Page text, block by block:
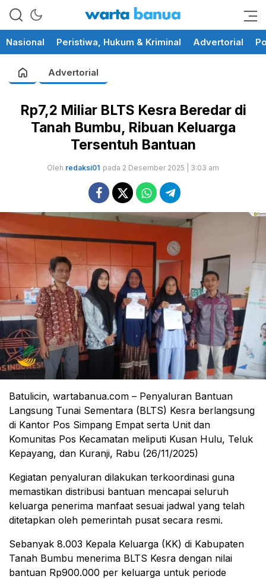
wartabanua.com
memberikan informasi yang
Nasional Peristiwa, Hukum & Kriminal Advertorial
Advertorial
Rp7,2 Miliar BLTS Kesra Beredar di
Tanah Bumbu, Ribuan Keluarga
Tersentuh Bantuan
Oleh redaksi01 pada 2 Desember 2025 | 3:03 am
Batulicin, wartabanua.com – Penyaluran Bantuan
Langsung Tunai Sementara (BLTS) Kesra berlangsung
di Kantor Pos Simpang Empat serta Unit dan
Komunitas Pos Kecamatan meliputi Kusan Hulu, Teluk
Kepayang, dan Kuranji, Rabu (26/11/2025)
Kegiatan penyaluran dilakukan terkoordinasi guna
memastikan distribusi bantuan mencapai seluruh
keluarga penerima manfaat sesuai jadwal yang telah
ditetapkan oleh pemerintah pusat secara resmi.
Sebanyak 8.003 Kepala Keluarga (KK) di Kabupaten
Tanah Bumbu menerima BLTS Kesra dengan nilai
bantuan Rp900.000 per keluarga untuk periode